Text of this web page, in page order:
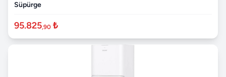
Süpürge
95.825,90 ₺